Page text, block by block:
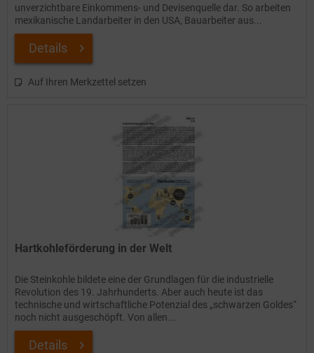
unverzichtbare Einkommens- und Devisenquelle dar. So arbeiten
mexikanische Landarbeiter in den USA, Bauarbeiter aus...
Details
Auf Ihren Merkzettel setzen
Hartkohleförderung in der Welt
Die Steinkohle bildete eine der Grundlagen für die industrielle
Revolution des 19. Jahrhunderts. Aber auch heute ist das
technische und wirtschaftliche Potenzial des „schwarzen Goldes“
noch nicht ausgeschöpft. Von allen...
Details